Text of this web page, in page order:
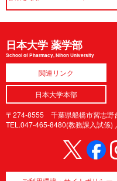
日本大学 薬学部
School of Pharmacy, Nihon University
関連リンク
日本大学本部
〒274-8555 千葉県船橋市習志野
TEL.047-465-8480(教務課入試係)